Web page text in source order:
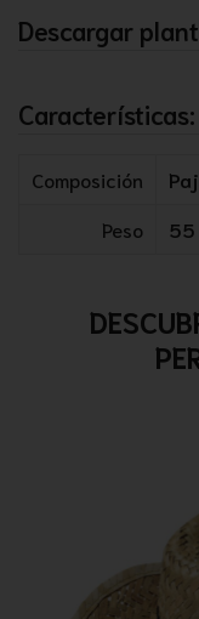
Descargar
Características:
Composición
Peso
55